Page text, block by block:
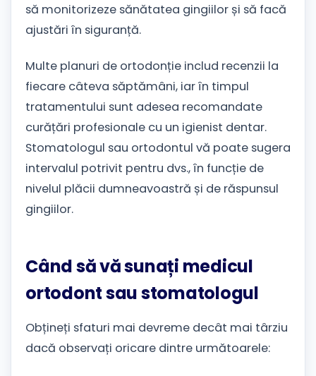
să monitorizeze sănătatea gingiilor și să facă
ajustări în siguranță.
Multe planuri de ortodonție includ recenzii la
fiecare câteva săptămâni, iar în timpul
tratamentului sunt adesea recomandate
curățări profesionale cu un igienist dentar.
Stomatologul sau ortodontul vă poate sugera
intervalul potrivit pentru dvs., în funcție de
nivelul plăcii dumneavoastră și de răspunsul
gingiilor.
Când să vă sunați medicul
ortodont sau stomatologul
Obțineți sfaturi mai devreme decât mai târziu
dacă observați oricare dintre următoarele: